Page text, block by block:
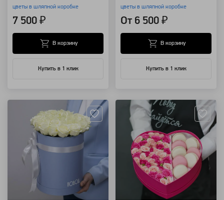
цветы в шляпной коробке
7 500 ₽
Купить в 1 клик
В корзину
цветы в шляпной коробке
От 6 500 ₽
Купить в 1 клик
В корзину